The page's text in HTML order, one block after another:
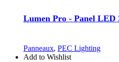
Lumen Pro - Panel LED
Panneaux, PEC Lighting
Add to Wishlist